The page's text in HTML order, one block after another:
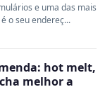
e uma das mais
o seu endereç...
hot melt,
melhor a